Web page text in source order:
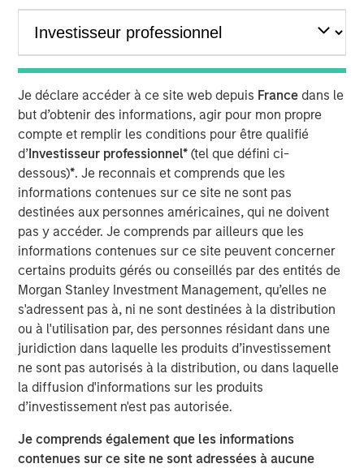
Je déclare accéder à ce site web depuis France dans le
but d’obtenir des informations, agir pour mon propre
compte et remplir les conditions pour être qualifié
d’Investisseur professionnel*(tel que défini ci-
dessous)*. Je reconnais et comprends que les
informations contenues sur ce site ne sont pas
destinées aux personnes américaines, qui ne doivent
pas y accéder. Je comprends par ailleurs que les
informations contenues sur ce site peuvent concerner
certains produits gérés ou conseillés par des entités de
Morgan Stanley Investment Management, qu’elles ne
s'adressent pas à, ni ne sont destinées à la distribution
ou à l'utilisation par, des personnes résidant dans une
juridiction dans laquelle les produits d’investissement
ne sont pas autorisés à la distribution, ou dans laquelle
la diffusion d'informations sur les produits
d’investissement n'est pas autorisée.
Je comprends également que les informations
contenues sur ce site ne sont adressées à aucune
marking a key strategic advancement for the company’s
broader footprint in China.
Upon completion Morgan Stanley Investment
Management will have increased its stake in Morgan
Stanley Huaxin Funds from 49% to 100%.
“Wholly-owning our China mutual funds business will
allow us to more fully serve this dynamic asset and
wealth management market and adds a significant pillar
of growth to our global investment management
franchise,” said Dan Simkowitz, Head of Investment
Management at Morgan Stanley. “As we further invest in
our onshore platform, we will bring over our four decades
of industry experience and global research expertise in
sustainability and diversified portfolio management to
help domestic clients achieve their investment goals.”
Gokul Laroia, CEO of Asia at Morgan Stanley, said: “The
Firm has been active in China for almost three decades
and we are committed to our goal of building a fully
integrated financial services firm to meet the evolving
needs of domestic and global clients. Today’s